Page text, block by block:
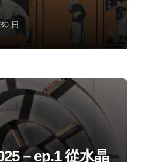
日
－ep.1 從水晶